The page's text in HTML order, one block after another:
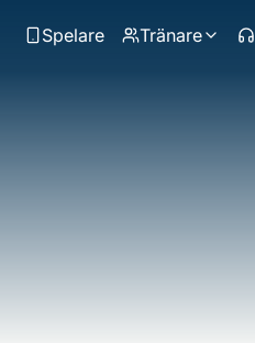
Spelare Tränare